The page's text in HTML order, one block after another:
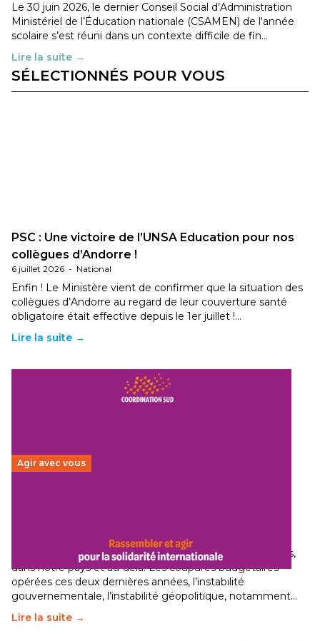
Le 30 juin 2026, le dernier Conseil Social d’Administration
Ministériel de l’Éducation nationale (CSAMEN) de l'année
scolaire s’est réuni dans un contexte difficile de fin…
Lire la suite →
SÉLECTIONNÉS POUR VOUS
PSC : Une victoire de l’UNSA Education pour nos
collègues d’Andorre !
6 juillet 2026 - National
Enfin ! Le Ministère vient de confirmer que la situation des
collègues d’Andorre au regard de leur couverture santé
obligatoire était effective depuis le 1er juillet !…
Lire la suite →
Agir avec vous
Le secteur humanitaire connaît des difficultés profondes,
dans notre pays et au-delà. Les coupures budgétaires
opérées ces deux dernières années, l’instabilité
gouvernementale, l’instabilité géopolitique, notamment…
Lire la suite →